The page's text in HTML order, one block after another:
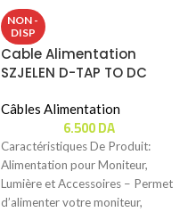
NON -
DISP
Cable Alimentation
SZJELEN D-TAP TO DC
Câbles Alimentation
6.500DA
Caractéristiques De Produit:
Alimentation pour Moniteur,
Lumière et Accessoires – Permet
d’alimenter votre moniteur,